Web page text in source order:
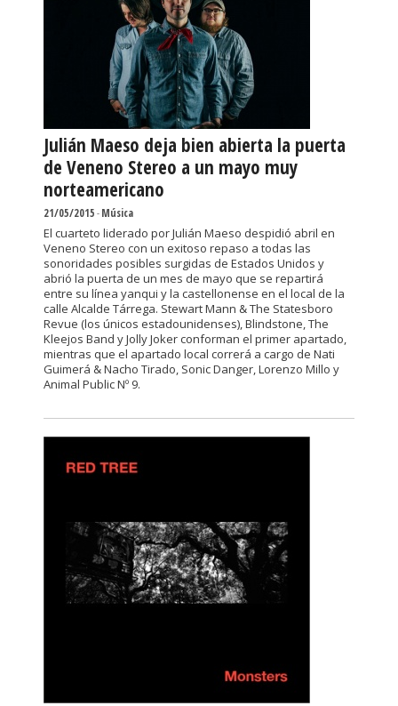
Julián Maeso deja bien abierta la puerta
de Veneno Stereo a un mayo muy
norteamericano
21/05/2015-Música
El cuarteto liderado por Julián Maeso despidió abril en
Veneno Stereo con un exitoso repaso a todas las
sonoridades posibles surgidas de Estados Unidos y
abrió la puerta de un mes de mayo que se repartirá
entre su línea yanqui y la castellonense en el local de la
calle Alcalde Tárrega. Stewart Mann & The Statesboro
Revue (los únicos estadounidenses), Blindstone, The
Kleejos Band y Jolly Joker conforman el primer apartado,
mientras que el apartado local correrá a cargo de Nati
Guimerá & Nacho Tirado, Sonic Danger, Lorenzo Millo y
Animal Public Nº 9.